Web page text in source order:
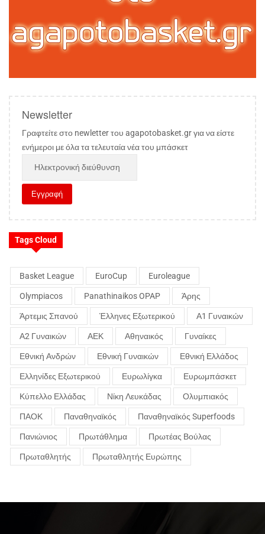
Newsletter
Γραφτείτε στο newletter του agapotobasket.gr για να είστε
ενήμεροι με όλα τα τελευταία νέα του μπάσκετ
Tags Cloud
Basket League EuroCup Euroleague
Olympiacos Panathinaikos OPAP Άρης
Άρτεμις Σπανού Έλληνες Εξωτερικού Α1 Γυναικών
Α2 Γυναικών ΑΕΚ Αθηναικός Γυναίκες
Εθνική Ανδρών Εθνική Γυναικών Εθνική Ελλάδος
Ελληνίδες Εξωτερικού Ευρωλίγκα Ευρωμπάσκετ
Κύπελλο Ελλάδας Νίκη Λευκάδας Ολυμπιακός
ΠΑΟΚ Παναθηναϊκός Παναθηναϊκός Superfoods
Πανιώνιος Πρωτάθλημα Πρωτέας Βούλας
Πρωταθλητής Πρωταθλητής Ευρώπης